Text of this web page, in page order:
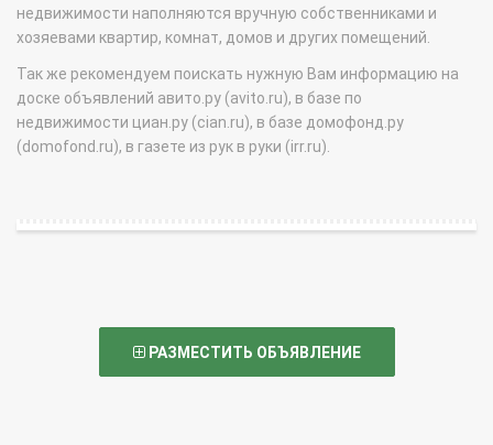
недвижимости наполняются вручную собственниками и
хозяевами квартир, комнат, домов и других помещений.
Так же рекомендуем поискать нужную Вам информацию на
доске объявлений авито.ру (avito.ru), в базе по
недвижимости циан.ру (cian.ru), в базе домофонд.ру
(domofond.ru), в газете из рук в руки (irr.ru).
РАЗМЕСТИТЬ ОБЪЯВЛЕНИЕ